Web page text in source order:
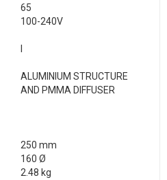
65
100-240V
ALUMINIUM STRUCTURE
AND PMMA DIFFUSER
250 mm
160 Ø
2.48 kg